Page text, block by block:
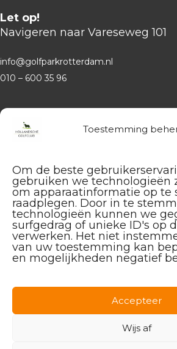
Toestemming
Om de beste
gebruiken we technologieën
om apparaatinformatie op te
raadplegen. Door in te
technologieën kunnen we
surfgedrag of unieke ID's op
verwerken. Het niet
van uw toestemming kan
en mogelijkheden negatief
Accepteer
Wijs af
Let op!
Navigeren naar Vareseweg 101
info@golfparkrotterdam.nl
010 – 600 35 96
Website
service@hollandschegolfclub.nl
Vragen aan deGolfschool
over Golfstart, Themalessen, etc.
golfstart@hollandschegolfclub.nl
Vragen aanSales & Events
085 – 44 44 455
Handicap of Golfregels